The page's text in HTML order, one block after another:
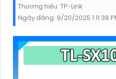
Thương hiệu: TP-Link
Ngày đăng: 9/20/2025 1:11:38